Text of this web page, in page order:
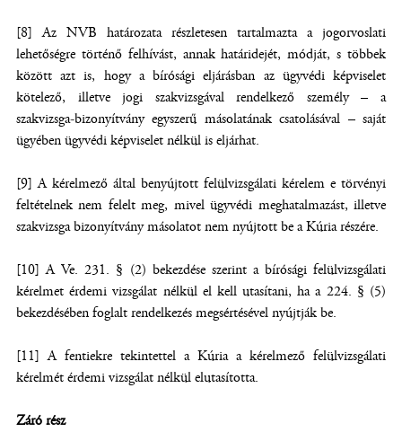
[8] Az NVB határozata részletesen tartalmazta a jogorvoslati
lehetőségre történő felhívást, annak határidejét, módját, s többek
között azt is, hogy a bírósági eljárásban az ügyvédi képviselet
kötelező, illetve jogi szakvizsgával rendelkező személy – a
szakvizsga-bizonyítvány egyszerű másolatának csatolásával – saját
ügyében ügyvédi képviselet nélkül is eljárhat.
[9] A kérelmező által benyújtott felülvizsgálati kérelem e törvényi
feltételnek nem felelt meg, mivel ügyvédi meghatalmazást, illetve
szakvizsga bizonyítvány másolatot nem nyújtott be a Kúria részére.
[10] A Ve. 231. § (2) bekezdése szerint a bírósági felülvizsgálati
kérelmet érdemi vizsgálat nélkül el kell utasítani, ha a 224. § (5)
bekezdésében foglalt rendelkezés megsértésével nyújtják be.
[11] A fentiekre tekintettel a Kúria a kérelmező felülvizsgálati
kérelmét érdemi vizsgálat nélkül elutasította.
Záró rész